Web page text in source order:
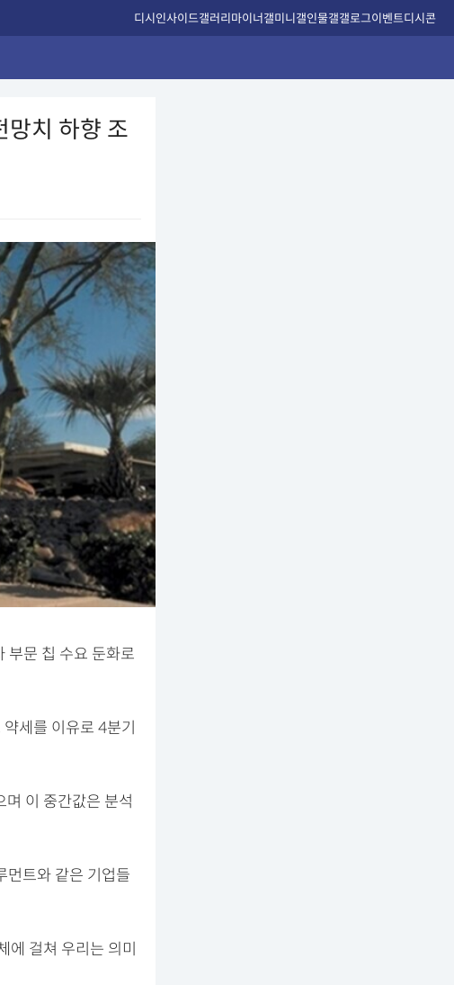
디시인사이드갤러리마이너갤미니갤인물갤갤로그이벤트디시콘
치 하향 조
부문 칩 수요 둔화로
세를 이유로 4분기
이 중간값은 분석
먼트와 같은 기업들
걸쳐 우리는 의미